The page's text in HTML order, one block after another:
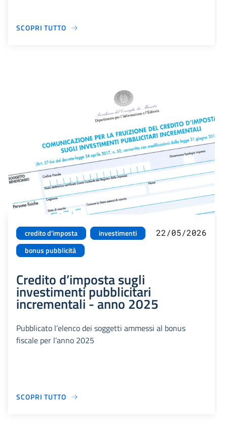
SCOPRI TUTTO
credito d'imposta
investimenti
bonus pubblicità
22/05/2026
Credito d’imposta sugli
investimenti pubblicitari
incrementali - anno 2025
Pubblicato l’elenco dei soggetti ammessi al bonus
fiscale per l’anno 2025
SCOPRI TUTTO